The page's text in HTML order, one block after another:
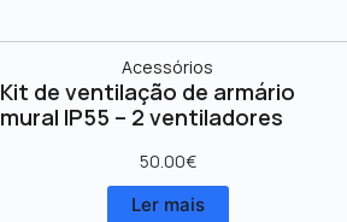
Acessórios
Kit de ventilação de armário
mural IP55 – 2 ventiladores
50.00€
Ler mais